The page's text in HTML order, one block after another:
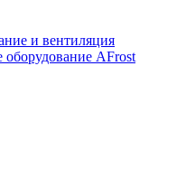
и вентиляция
AFrost